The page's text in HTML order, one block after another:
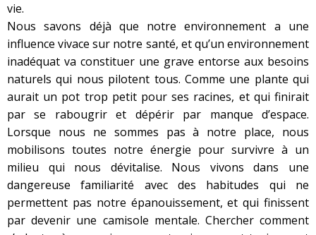
vie.
Nous savons déjà que notre environnement a une
influence vivace sur notre santé, et qu’un environnement
inadéquat va constituer une grave entorse aux besoins
naturels qui nous pilotent tous. Comme une plante qui
aurait un pot trop petit pour ses racines, et qui finirait
par se rabougrir et dépérir par manque d’espace.
Lorsque nous ne sommes pas à notre place, nous
mobilisons toutes notre énergie pour survivre à un
milieu qui nous dévitalise. Nous vivons dans une
dangereuse familiarité avec des habitudes qui ne
permettent pas notre épanouissement, et qui finissent
par devenir une camisole mentale. Chercher comment